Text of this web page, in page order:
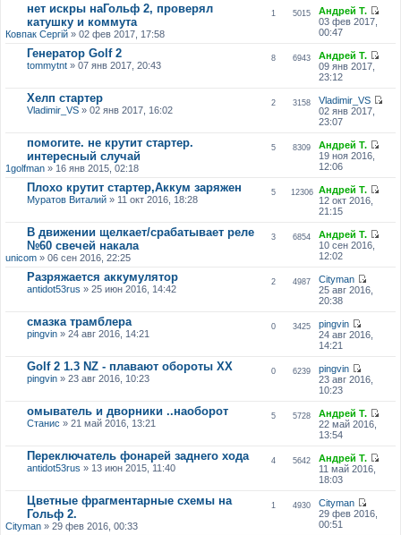
нет искры наГольф 2, проверял
катушку и коммута
Ковпак Сергій» 02 фев 2017, 17:58
1 5015
Андрей Т.
03 фев 2017,
00:47
Генератор Golf 2
tommytnt» 07 янв 2017, 20:43
8 6943
Андрей Т.
09 янв 2017,
23:12
Хелп стартер
Vladimir_VS» 02 янв 2017, 16:02
2 3158
Vladimir_VS
02 янв 2017,
23:07
помогите. не крутит стартер.
интересный случай
1golfman» 16 янв 2015, 02:18
5 8309
Андрей Т.
19 ноя 2016,
12:06
Плохо крутит стартер,Аккум заряжен
Муратов Виталий» 11 окт 2016, 18:28
5 12306
Андрей Т.
12 окт 2016,
21:15
В движении щелкает/срабатывает реле
№60 свечей накала
unicom» 06 сен 2016, 22:25
3 6854
Андрей Т.
10 сен 2016,
12:02
Разряжается аккумулятор
antidot53rus » 25 июн 2016, 14:42
2 4987
Cityman
25 авг 2016,
20:38
смазка трамблера
pingvin» 24 авг 2016, 14:21
0 3425
pingvin
24 авг 2016,
14:21
Golf 2 1.3 NZ - плавают обороты ХХ
pingvin» 23 авг 2016, 10:23
0 6239
pingvin
23 авг 2016,
10:23
омыватель и дворники ..наоборот
Станис » 21 май 2016, 13:21
5 5728
Андрей Т.
22 май 2016,
13:54
Переключатель фонарей заднего хода
antidot53rus » 13 июн 2015, 11:40
4 5642
Андрей Т.
11 май 2016,
18:03
Цветные фрагментарные схемы на
Гольф 2.
Cityman» 29 фев 2016, 00:33
1 4930
Cityman
29 фев 2016,
00:51